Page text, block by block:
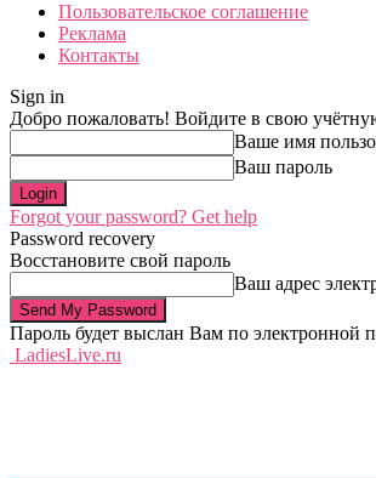
Пользовательское соглашение
Реклама
Контакты
Sign in
Добро пожаловать! Войдите в свою
Ваше имя
Ваш пароль
Forgot your password? Get help
Password recovery
Восстановите свой пароль
Ваш адрес
Пароль будет выслан Вам по электронной
LadiesLive.ru